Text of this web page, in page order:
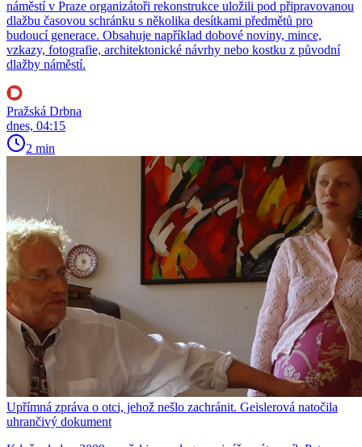
náměstí v Praze organizátoři rekonstrukce uložili pod připravovanou
dlažbu časovou schránku s několika desítkami předmětů pro
budoucí generace. Obsahuje například dobové noviny, mince,
vzkazy, fotografie, architektonické návrhy nebo kostku z původní
dlažby náměstí.
Pražská Drbna
dnes, 04:15
2 min
Upřímná zpráva o otci, jehož nešlo zachránit. Geislerová natočila
uhrančivý dokument